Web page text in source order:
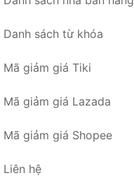
Danh sách từ khóa
Mã giảm giá Tiki
Mã giảm giá Lazada
Mã giảm giá Shopee
Liên hệ